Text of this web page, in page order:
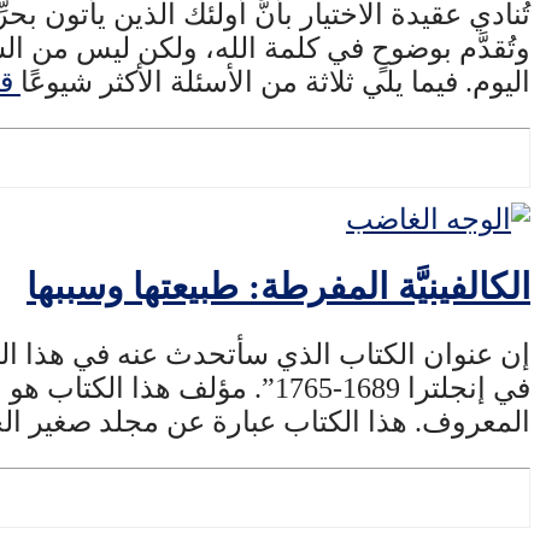
تُنادي عقيدة الاختيار بأنَّ أولئك الذين
وتُقدَّم بوضوحٍ في كلمة الله، ولكن ليس من
اليوم. فيما يلي ثلاثة من الأسئلة الأكثر شيوعًا
الكالفينيَّة المفرطة: طبيعتها وسببها
إن عنوان الكتاب الذي سأتحدث عنه في هذا
المعروف. هذا الكتاب عبارة عن مجلد صغير